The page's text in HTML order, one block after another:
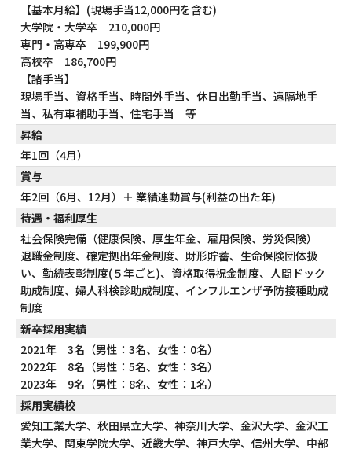
【基本月給】(現場手当12,000円を含む)
大学院・大学卒 210,000円
専門・高専卒 199,900円
高校卒 186,700円
【諸手当】
現場手当、資格手当、時間外手当、休日出勤手当、遠隔地手
当、私有車補助手当、住宅手当 等
昇給
年1回（4月）
賞与
年2回（6月、12月）＋ 業績連動賞与(利益の出た年)
待遇・福利厚生
社会保険完備（健康保険、厚生年金、雇用保険、労災保険）
退職金制度、確定拠出年金制度、財形貯蓄、生命保険団体扱
い、勤続表彰制度(５年ごと)、資格取得祝金制度、人間ドック
助成制度、婦人科検診助成制度、インフルエンザ予防接種助成
制度
新卒採用実績
2021年 3名（男性：3名、女性：0名）
2022年 8名（男性：5名、女性：3名）
2023年 9名（男性：8名、女性：1名）
採用実績校
愛知工業大学、秋田県立大学、神奈川大学、金沢大学、金沢工
業大学、関東学院大学、近畿大学、神戸大学、信州大学、中部